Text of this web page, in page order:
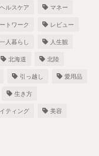
ヘルスケア マネー
トワーク レビュー
一人暮らし 人生観
北海道 北陸
引っ越し 愛用品
生き方
ティング 美容